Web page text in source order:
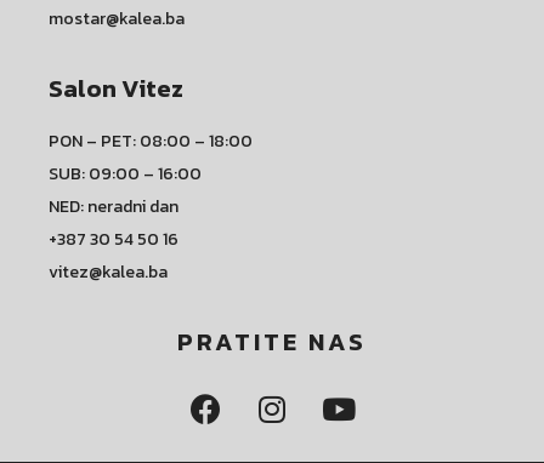
mostar@kalea.ba
Salon Vitez
PON – PET: 08:00 – 18:00
SUB: 09:00 – 16:00
NED: neradni dan
+387 30 54 50 16
vitez@kalea.ba
PRATITE NAS